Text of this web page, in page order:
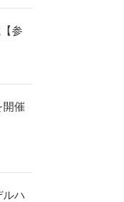
参
開催
ルハ